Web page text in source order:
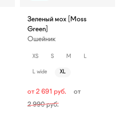
Зеленый мох [Moss
Green]
Ошейник
XS S M L
L wide XL
от 2 691 руб.
от
2 990руб.